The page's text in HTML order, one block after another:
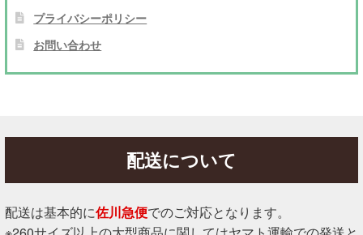
プライバシーポリシー
お問い合わせ
配送について
配送は基本的に佐川急便でのご対応となります。